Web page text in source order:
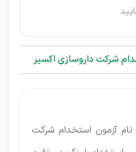
شرکت داروسازی اکسیر
آزمون استخدام شرکت